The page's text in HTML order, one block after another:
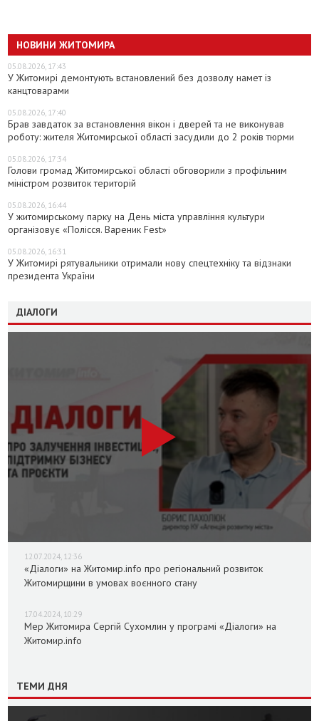
НОВИНИ ЖИТОМИРА
05.08.2026, 17:43
У Житомирі демонтують встановлений без дозволу намет із
канцтоварами
05.08.2026, 17:40
Брав завдаток за встановлення вікон і дверей та не виконував
роботу: жителя Житомирської області засудили до 2 років тюрми
05.08.2026, 17:34
Голови громад Житомирської області обговорили з профільним
міністром розвиток територій
05.08.2026, 16:44
У житомирському парку на День міста управління культури
організовує «Полісся. Вареник Fest»
05.08.2026, 16:31
У Житомирі рятувальники отримали нову спецтехніку та відзнаки
президента України
ДІАЛОГИ
12.07.2024, 12:36
«Діалоги» на Житомир.info про регіональний розвиток
Житомирщини в умовах воєнного стану
17.04.2024, 10:29
Мер Житомира Сергій Сухомлин у програмі «Діалоги» на
Житомир.info
ТЕМИ ДНЯ